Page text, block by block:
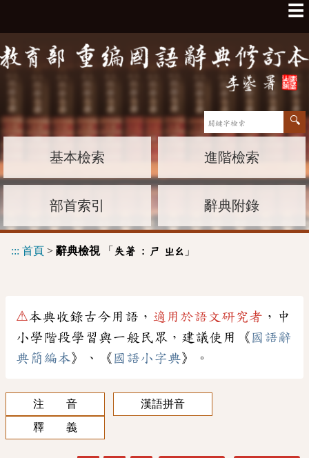
☰
基本檢索 進階檢索
部首索引 辭典附錄
::: 首頁 > 辭典檢視「 失著 : ㄕ ㄓㄠ 」
⚠本典收錄古今用語， 適用於語文研究者 ，中
小學階段學習與一般民眾，建議使用《 國語辭
典簡編本》、《 國語小字典》。
注 音
漢語拼音
釋 義